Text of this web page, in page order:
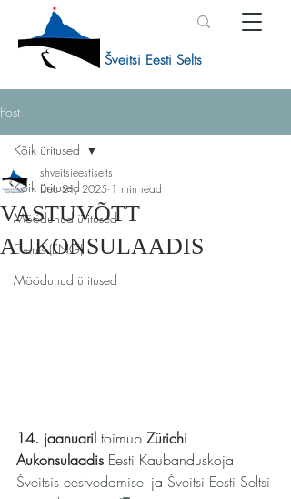
Šveitsi Eesti Selts
Post
Kõik üritused
Möödunud üritused
Events (ENG)
Möödunud üritused
Kõik üritused
VASTUVÕTT
AUKONSULAADIS
shveitsieestiselts
Dec 21, 2025 1 min read
14. jaanuaril toimub Zürichi
Aukonsulaadis Eesti Kaubanduskoja
Šveitsis eestvedamisel ja Šveitsi Eesti Seltsi